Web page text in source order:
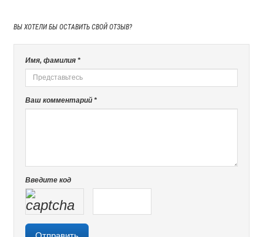
ВЫ ХОТЕЛИ БЫ ОСТАВИТЬ СВОЙ ОТЗЫВ?
Имя, фамилия *
Ваш комментарий *
Введите код